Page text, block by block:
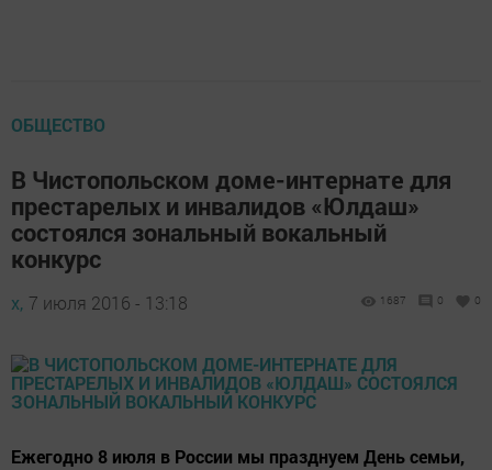
ОБЩЕСТВО
В Чистопольском доме-интернате для
престарелых и инвалидов «Юлдаш»
состоялся зональный вокальный
конкурс
х, 7 июля 2016 - 13:18 1687 0 0
Ежегодно 8 июля в России мы празднуем День семьи,